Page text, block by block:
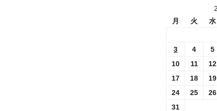
月
火 水
3
4 5
10
11 12
17
18 19
24
25 26
31